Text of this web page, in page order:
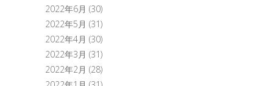
2022年6月 (30)
2022年5月 (31)
2022年4月 (30)
2022年3月 (31)
2022年2月 (28)